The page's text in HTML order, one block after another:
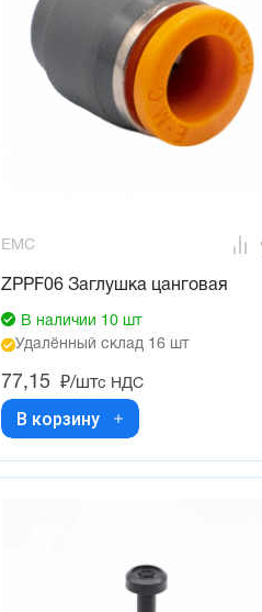
EMC
ZPPF06 Заглушка цанговая
В наличии 10 шт
Удалённый склад 16 шт
77,15 ₽/штс НДС
В корзину